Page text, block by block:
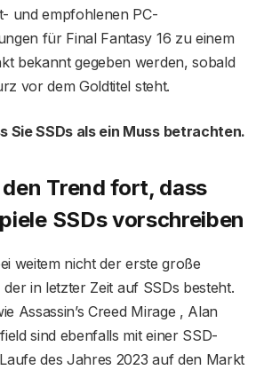
und empfohlenen PC-
für Final Fantasy 16 zu einem
bekannt gegeben werden, sobald
vor dem Goldtitel steht.
Sie SSDs als ein Muss betrachten.
Trend fort, dass
SSDs vorschreiben
weitem nicht der erste große
in letzter Zeit auf SSDs besteht.
Assassin’s Creed Mirage , Alan
sind ebenfalls mit einer SSD-
des Jahres 2023 auf den Markt